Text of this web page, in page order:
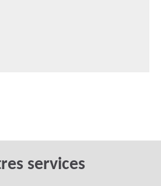
services